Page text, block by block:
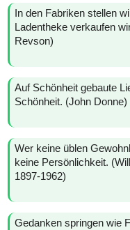
In den Fabriken stellen
Ladentheke verkaufen
Revson)
Auf Schönheit gebaute
Schönheit. (John Donne)
Wer keine üblen
keine Persönlichkeit.
1897-1962)
Gedanken springen wie